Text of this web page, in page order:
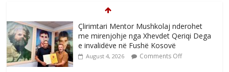
Çlirimtari Mentor Mushkolaj nderohet
me mirenjohje nga Xhevdet Qeriqi Dega
e invalidëve në Fushë Kosovë
August 4, 2026 Comments Off